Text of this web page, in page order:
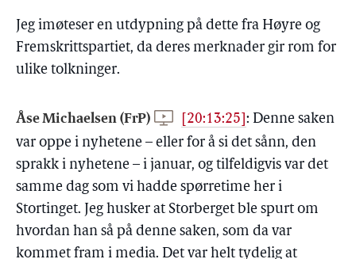
Jeg imøteser en utdypning på dette fra Høyre og
Fremskrittspartiet, da deres merknader gir rom for
ulike tolkninger.
Åse Michaelsen (FrP) [20:13:25] : Denne saken
var oppe i nyhetene – eller for å si det sånn, den
sprakk i nyhetene – i januar, og tilfeldigvis var det
samme dag som vi hadde spørretime her i
Stortinget. Jeg husker at Storberget ble spurt om
hvordan han så på denne saken, som da var
kommet fram i media. Det var helt tydelig at